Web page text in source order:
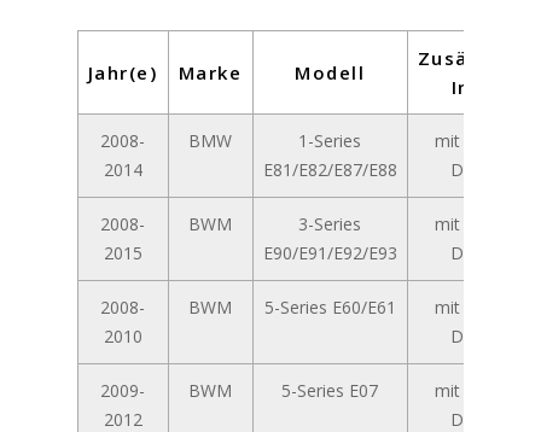
Jahr(e) Marke Modell
Zusätzliche
Infos
2008-
2014
BMW
1-Series
E81/E82/E87/E88
mit 6,5-Zoll
Display
2008-
2015
BWM
3-Series
E90/E91/E92/E93
mit 6,5-Zoll
Display
2008-
2010
BWM 5-Series E60/E61
mit 6,5-Zoll
Display
2009-
2012
BWM 5-Series E07
mit 6,5-Zoll
Display